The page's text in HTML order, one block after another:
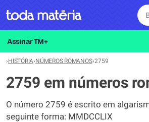
Assinar TM+
›HISTÓRIA›NÚMEROS ROMANOS›2759
2759 em números
O número 2759 é escrito em
seguinte forma: MMDCCLIX